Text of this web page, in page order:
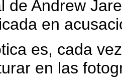
de Andrew
en
es, cada
en las